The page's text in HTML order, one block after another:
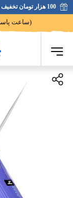
100 هزار تومان تخفیف
(ساعت پاسخگویی: 9 الی 14 - 17 الی 20)